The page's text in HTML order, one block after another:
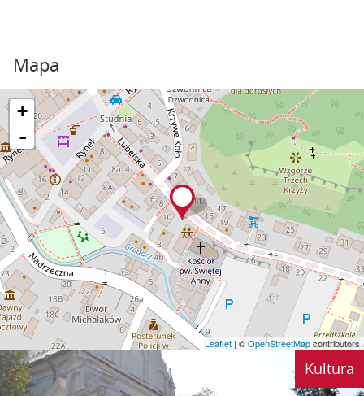
Mapa
+
-
Leaflet | ©OpenStreetMapcontributors
Kultura